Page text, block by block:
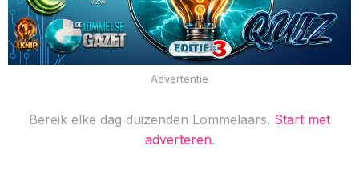
Advertentie
Bereik elke dag duizenden Lommelaars. Start met
adverteren.